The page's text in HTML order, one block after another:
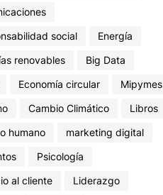
social
Energía
renovables
Big Data
Economía circular
Mipymes
Cambio Climático
Libros
humano
marketing digital
Psicología
al cliente
Liderazgo